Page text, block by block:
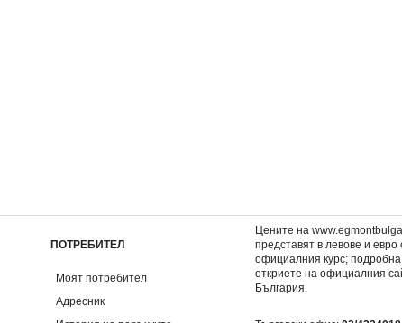
ПОТРЕБИТЕЛ
Моят потребител
Адресник
Цените на
представят в левове и евро
официалния курс;
откриете наофициалния
България